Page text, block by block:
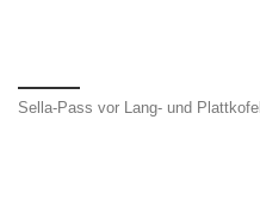
Sella-Pass vor Lang- und Plattkofel